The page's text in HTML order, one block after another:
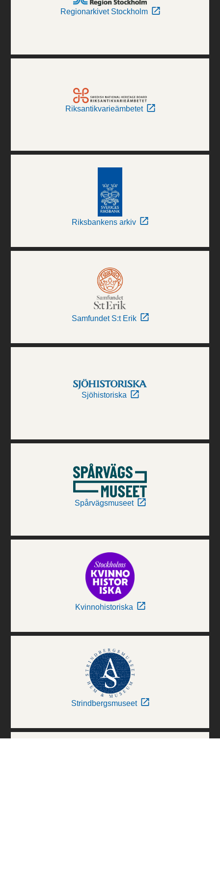
Regionarkivet Stockholm
Riksantikvarieämbetet
Riksbankens arkiv
Samfundet S:t Erik
Sjöhistoriska
Spårvägsmuseet
Kvinnohistoriska
Strindbergsmuseet